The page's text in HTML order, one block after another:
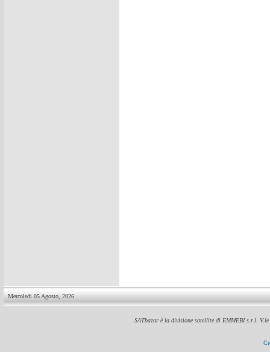
Mercoledi 05 Agosto, 2026
SATbazar è la divisione satellite di EMMEBI s.r.l.